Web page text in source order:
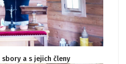
sbory a s jejich členy